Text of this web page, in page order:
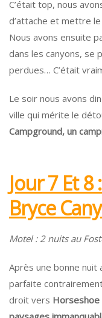
C’était top, nous
d’attache et mettre le
Nous avons ensuite
dans les canyons, se
perdues… C’était
Le soir nous avons
ville qui mérite le
Campground, un
Jour 7 Et
Bryce
Motel : 2 nuits au
Après une bonne
parfaite
droit vers Horseshoe